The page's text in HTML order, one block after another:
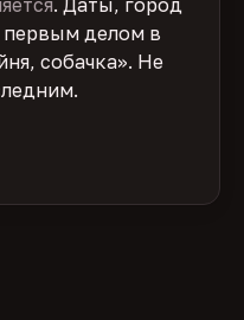
. Даты, город
первым делом в
собачка». Не